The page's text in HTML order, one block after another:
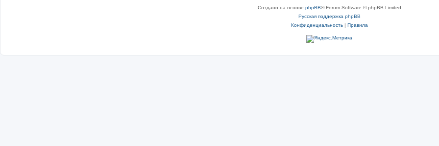
Создано на основе phpBB® Forum Software © phpBB Limited
Русская поддержка phpBB
Конфиденциальность| Правила